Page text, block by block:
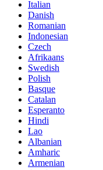
Italian
Danish
Romanian
Indonesian
Czech
Afrikaans
Swedish
Polish
Basque
Catalan
Esperanto
Hindi
Lao
Albanian
Amharic
Armenian